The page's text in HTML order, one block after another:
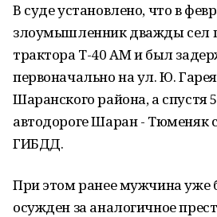
В суде установлено, что в
злоумышленник дважды сел
трактора Т-40 АМ и был
первоначально на ул. Ю. Гарея
Шаранского района, а спустя
автодороге Шаран - Тюменяк
ГИБДД.
При этом ранее мужчина
осужден за аналогичное